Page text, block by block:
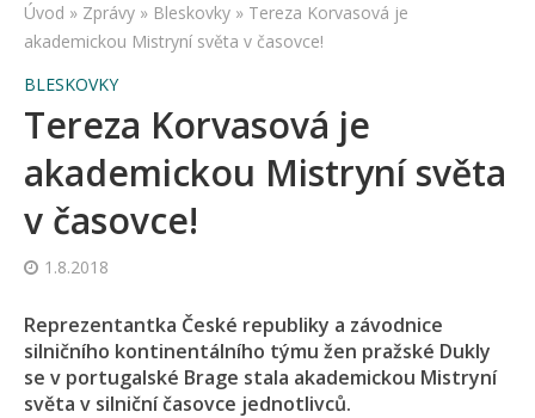
Úvod » Zprávy » Bleskovky » Tereza Korvasová je
akademickou Mistryní světa v časovce!
BLESKOVKY
Tereza Korvasová je
akademickou Mistryní světa
v časovce!
1.8.2018
Reprezentantka České republiky a závodnice
silničního kontinentálního týmu žen pražské Dukly
se v portugalské Brage stala akademickou Mistryní
světa v silniční časovce jednotlivců.